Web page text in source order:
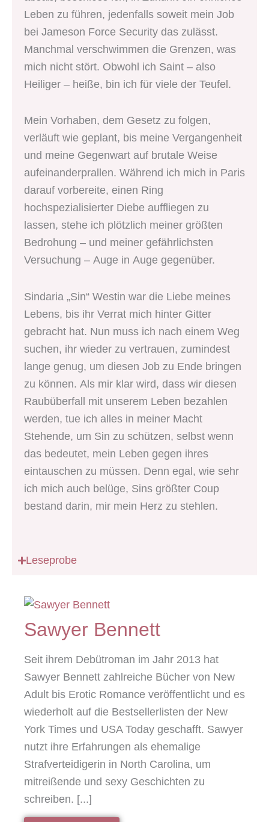
Leben zu führen, jedenfalls soweit mein Job
bei Jameson Force Security das zulässt.
Manchmal verschwimmen die Grenzen, was
mich nicht stört. Obwohl ich Saint – also
Heiliger – heiße, bin ich für viele der Teufel.
Mein Vorhaben, dem Gesetz zu folgen,
verläuft wie geplant, bis meine Vergangenheit
und meine Gegenwart auf brutale Weise
aufeinanderprallen. Während ich mich in Paris
darauf vorbereite, einen Ring
hochspezialisierter Diebe auffliegen zu
lassen, stehe ich plötzlich meiner größten
Bedrohung – und meiner gefährlichsten
Versuchung – Auge in Auge gegenüber.
Sindaria „Sin“ Westin war die Liebe meines
Lebens, bis ihr Verrat mich hinter Gitter
gebracht hat. Nun muss ich nach einem Weg
suchen, ihr wieder zu vertrauen, zumindest
lange genug, um diesen Job zu Ende bringen
zu können. Als mir klar wird, dass wir diesen
Raubüberfall mit unserem Leben bezahlen
werden, tue ich alles in meiner Macht
Stehende, um Sin zu schützen, selbst wenn
das bedeutet, mein Leben gegen ihres
eintauschen zu müssen. Denn egal, wie sehr
ich mich auch belüge, Sins größter Coup
bestand darin, mir mein Herz zu stehlen.
Leseprobe
Sawyer Bennett
Seit ihrem Debütroman im Jahr 2013 hat
Sawyer Bennett zahlreiche Bücher von New
Adult bis Erotic Romance veröffentlicht und es
wiederholt auf die Bestsellerlisten der New
York Times und USA Today geschafft. Sawyer
nutzt ihre Erfahrungen als ehemalige
Strafverteidigerin in North Carolina, um
mitreißende und sexy Geschichten zu
schreiben. [...]